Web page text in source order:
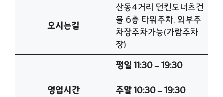
오시는길
산동4거리 던킨도너츠건
물 6층 타워주차. 외부주
차장주차가능(가람주차
장)
영업시간
평일 11:30 – 19:30
주말 10:30 – 19:30